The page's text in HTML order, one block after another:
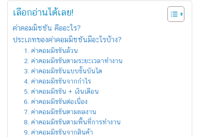
เลือกอ่านได้เลย!
ค่าคอมมิชชัน คืออะไร?
ประเภทของค่าคอมมิชชันมีอะไรบ้าง?
1. ค่าคอมมิชชันล้วน
2. ค่าคอมมิชชันตามระยะเวลาทำงาน
3. ค่าคอมมิชชันแบบขั้นบันได
4. ค่าคอมมิชชันจากกำไร
5. ค่าคอมมิชชัน + เงินเดือน
6. ค่าคอมมิชชันต่อเนื่อง
7. ค่าคอมมิชชันตามผลงาน
8. ค่าคอมมิชชันตามพื้นที่การทำงาน
9. ค่าคอมมิชชันจากสินค้า